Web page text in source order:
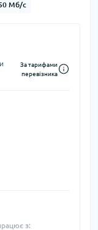
Мб/c
За тарифами
перевізника
з: